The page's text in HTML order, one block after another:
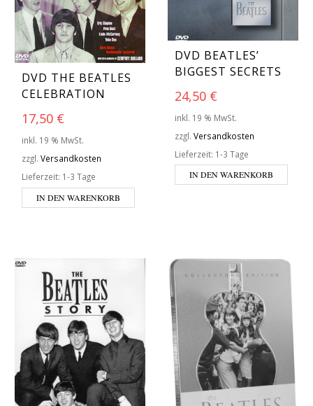
DVD THE BEATLES
CELEBRATION
17,50 €
inkl. 19 % MwSt.
zzgl. Versandkosten
Lieferzeit: 1-3 Tage
IN DEN WARENKORB
DVD BEATLES’
BIGGEST SECRETS
24,50 €
inkl. 19 % MwSt.
zzgl. Versandkosten
Lieferzeit: 1-3 Tage
IN DEN WARENKORB